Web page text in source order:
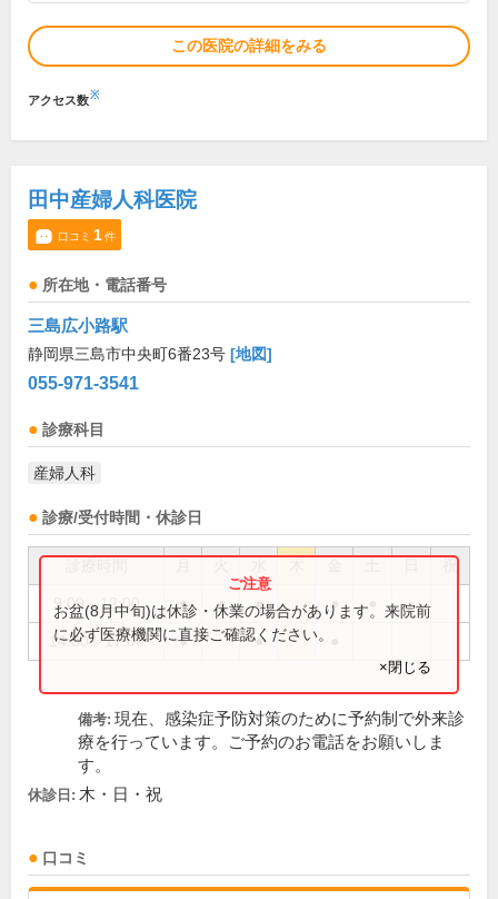
この医院の詳細をみる
アクセス数※
田中産婦人科医院
口コミ 1件
所在地・電話番号
三島広小路駅
静岡県三島市中央町6番23号 [地図]
055-971-3541
診療科目
産婦人科
診療/受付時間・休診日
祝
9:00～12:00 ● ● ● ●
14:00～17:00 ● ●
お盆(8月中旬)は休診・休業の場合があります。来院前
に必ず医療機関に直接ご確認ください。
×閉じる
備考: 現在、感染症予防対策のために予約制で外来診
療を行っています。ご予約のお電話をお願いしま
す。
休診日: 木・日・祝
口コミ